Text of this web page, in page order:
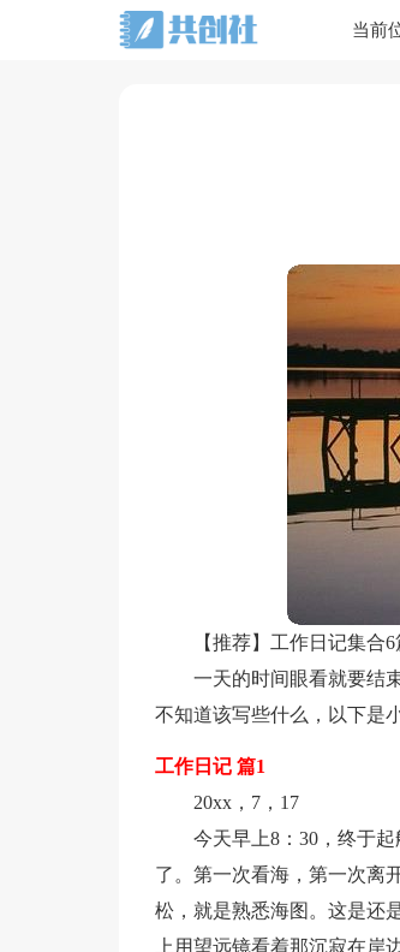
当前
【推荐】工作日记集合6
一天的时间眼看就要结
不知道该写些什么，以下是
工作日记 篇1
20xx，7，17
今天早上8：30，终于
了。第一次看海，第一次离
松，就是熟悉海图。这是还
上用望远镜看着那沉寂在